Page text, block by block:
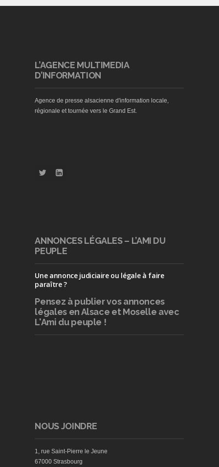
L’AGENCE MULTIMEDIA
D’INFORMATION
Agence de presse alsacienne d'information locale,
régionale et tournée vers le Grand Est.
ANNONCES LÉGALES – L’AMI DU
PEUPLE
Une annonce judiciaire ou légale à faire
paraître ?
Pensez à publiervos annonces
légales en Alsace et Moselle avec
L'Ami du peuple !
NOUS JOINDRE
1, rue Saint-Pierre le Jeune
67000 Strasbourg